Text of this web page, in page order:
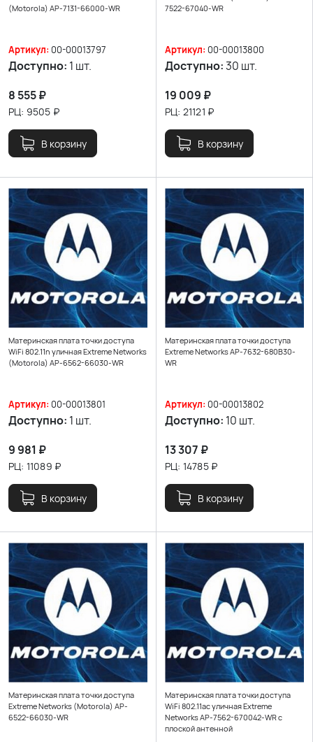
(Motorola) AP-7131-66000-WR
Артикул: 00-00013797
Доступно: 1 шт.
8 555₽
РЦ: 9505 ₽
В корзину
7522-67040-WR
Артикул: 00-00013800
Доступно:30 шт.
19 009 ₽
РЦ: 21121 ₽
В корзину
Материнская плата точки доступа
WiFi 802.11n уличная Extreme Networks
(Motorola) AP-6562-66030-WR
Артикул: 00-00013801
Доступно: 1 шт.
9 981 ₽
РЦ: 11089 ₽
В корзину
Материнская плата точки доступа
Extreme Networks AP-7632-680B30-
WR
Артикул: 00-00013802
Доступно: 10 шт.
13 307 ₽
РЦ: 14785₽
В корзину
Материнская плата точки доступа
Extreme Networks (Motorola) AP-
6522-66030-WR
Материнская плата точки доступа
WiFi 802.11ac уличная Extreme
Networks AP-7562-670042-WR с
плоской антенной